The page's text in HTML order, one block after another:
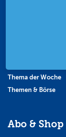
Thema der Woche
Themen & Börse
Abo & Shop